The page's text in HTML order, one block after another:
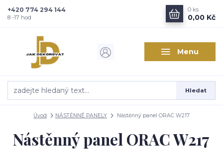
Menu
Hledat
+420 774 294 144
8 -17 hod
0 ks
0,00 Kč
Úvod NÁSTĚNNÉ PANELY Nástěnný panel ORAC W217
Nástěnný panel ORAC W217
Zajímá vás, co nového v
Kam poslat informaci o novinkách v interiérovém designu?